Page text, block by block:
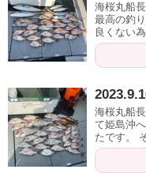
海桜丸船
最高の釣
良くない
海桜丸船
て姫島沖
たです。